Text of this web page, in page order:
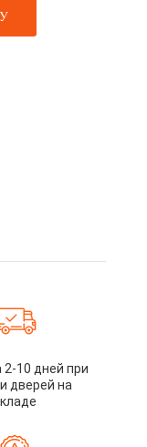
10 дней при
дверей на